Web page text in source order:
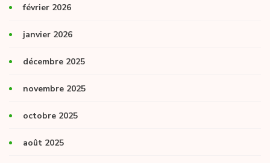
février 2026
janvier 2026
décembre 2025
novembre 2025
octobre 2025
août 2025